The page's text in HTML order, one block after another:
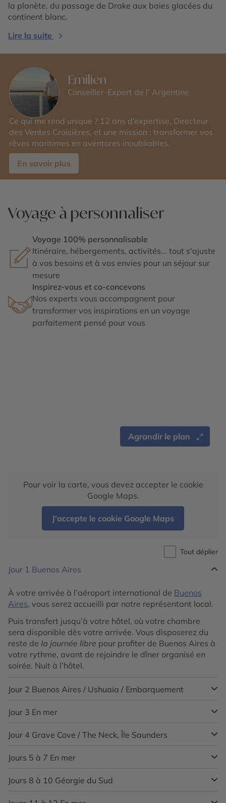
la planète, du passage de Drake aux baies glacées du
continent blanc.
Lire la suite
Emilien
Conseiller-Expert de l’ Argentine
Ce qui me rend unique ? 12 ans d’expertise, Directeur
des Ventes Croisières, et une mission : transformer vos
rêves maritimes en aventures inoubliables.
En savoir plus
Voyage à personnaliser
Voyage 100% personnalisable
Itinéraire, hébergements, activités... tout s'ajuste
à vos besoins et à vos envies pour un séjour sur
mesure
Inspirez-vous et co-concevons
Nos experts vous accompagnent pour
transformer vos inspirations en un voyage
parfaitement pensé pour vous
Agrandir le plan
Pour voir la carte, vous devez accepter le cookie
Google Maps.
J'accepte le cookie Google Maps
Tout déplier
Jour 1 Buenos Aires
À votre arrivée à l’aéroport international de Buenos
Aires, vous serez accueilli par notre représentant local.
Puis transfert jusqu’à votre hôtel, où votre chambre
sera disponible dès votre arrivée. Vous disposerez du
reste de la journée libre pour profiter de Buenos Aires à
votre rythme, avant de rejoindre le dîner organisé en
soirée. Nuit à l’hôtel.
Jour 2 Buenos Aires / Ushuaia / Embarquement
Capitale de la province argentine de la Terre de Feu,
Ushuaiaest souvent perçue comme la porte d’entrée
vers l’Antarctique et les terres du pôle Sud. Surnommée
« El fin del mundo » par les Argentins, cette ville située à
l’extrême sud du continent se niche entre montagnes et
vastes étendues naturelles, où la faune trouve un
refuge préservé.
Jour 3 En mer
Profitez de cette journée de navigation pour savourer
les installations du navire, entre moments de détente
au spa, passage à la salle de sport ou instants de repos
sur le pont.
Conférences, animations et spectacles rythment
Jour 4 Grave Cove / The Neck, Île Saunders
Après le passage du Woolly Gut,
une atmosphère paisible au nord des îles Falkland.
Cette baie, marquée par l’histoire des anciens
baleiniers, s’ouvre sur une longue plage de sable blanc
Jours 5 à 7 En mer
Ces journées de navigation sont l’occasion de profiter
pleinement du confort du navire, entre moments de
Jours 8 à 10 Géorgie du Sud